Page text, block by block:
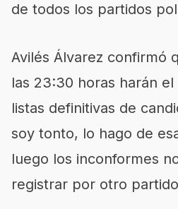
de todos los partidos
Avilés Álvarez confirmó
las 23:30 horas harán
listas definitivas de
soy tonto, lo hago de
luego los inconformes
registrar por otro